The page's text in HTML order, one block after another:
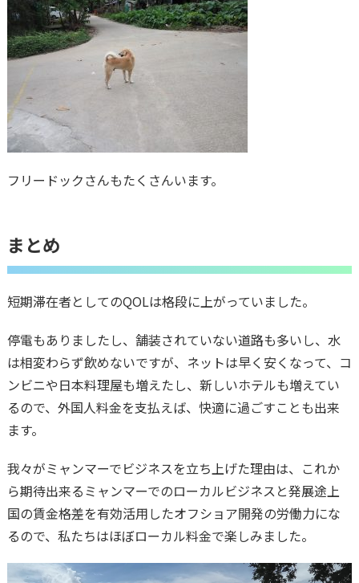
フリードックさんもたくさんいます。
まとめ
短期滞在者としてのQOLは格段に上がっていました。
停電もありましたし、舗装されていない道路も多いし、水
は相変わらず飲めないですが、ネットは早く安くなって、コ
ンビニや日本料理屋も増えたし、新しいホテルも増えてい
るので、外国人料金を支払えば、快適に過ごすことも出来
ます。
我々がミャンマーでビジネスを立ち上げた理由は、これか
ら期待出来るミャンマーでのローカルビジネスと発展途上
国の賃金格差を有効活用したオフショア開発の労働力にな
るので、私たちはほぼローカル料金で楽しみました。